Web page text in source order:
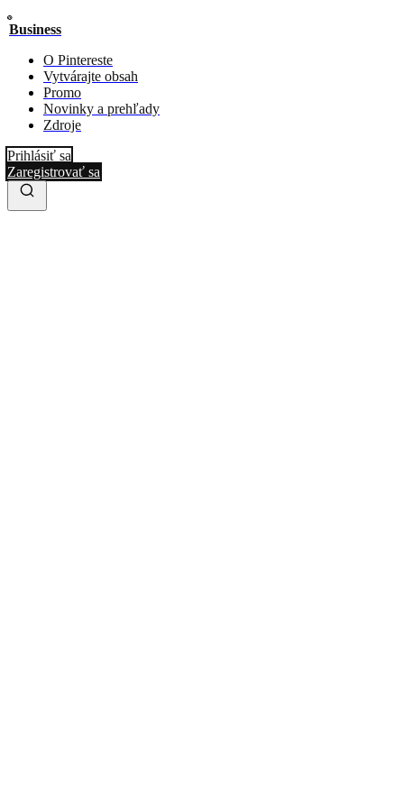
Business
O Pintereste
Vytvárajte obsah
Promo
Novinky a prehľady
Zdroje
Prihlásiť sa
Zaregistrovať sa